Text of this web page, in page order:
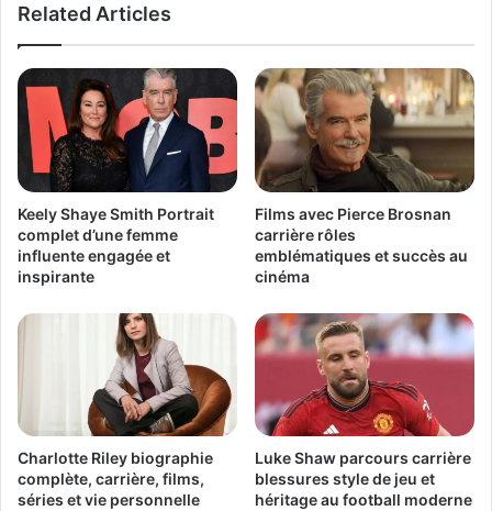
Related Articles
Keely Shaye Smith Portrait
complet d’une femme
influente engagée et
inspirante
Films avec Pierce Brosnan
carrière rôles
emblématiques et succès au
cinéma
Charlotte Riley biographie
complète, carrière, films,
séries et vie personnelle
Luke Shaw parcours carrière
blessures style de jeu et
héritage au football moderne